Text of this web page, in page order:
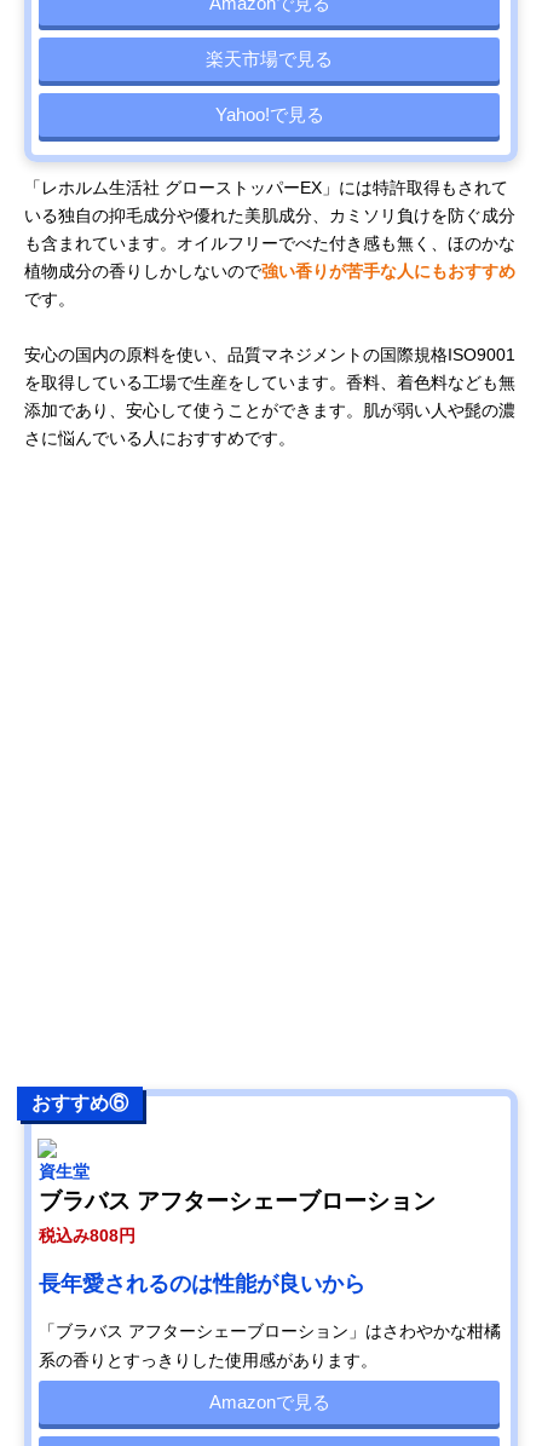
楽天市場で見る
Yahoo!で見る
「レホルム生活社 グローストッパーEX」には特許取得もされて
いる独自の抑毛成分や優れた美肌成分、カミソリ負けを防ぐ成分
も含まれています。オイルフリーでべた付き感も無く、ほのかな
植物成分の香りしかしないので強い香りが苦手な人にもおすすめ
です。
安心の国内の原料を使い、品質マネジメントの国際規格ISO9001
を取得している工場で生産をしています。香料、着色料なども無
添加であり、安心して使うことができます。肌が弱い人や髭の濃
さに悩んでいる人におすすめです。
おすすめ⑥
資生堂
ブラバス アフターシェーブローション
税込み808円
長年愛されるのは性能が良いから
「ブラバス アフターシェーブローション」はさわやかな柑橘
系の香りとすっきりした使用感があります。
Amazonで見る